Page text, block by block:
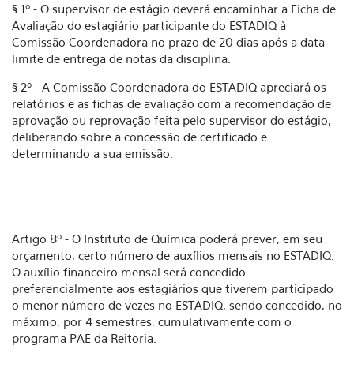
§ 1º - O supervisor de estágio deverá encaminhar a Ficha de
Avaliação do estagiário participante do ESTADIQ à
Comissão Coordenadora no prazo de 20 dias após a data
limite de entrega de notas da disciplina.
§ 2º - A Comissão Coordenadora do ESTADIQ apreciará os
relatórios e as fichas de avaliação com a recomendação de
aprovação ou reprovação feita pelo supervisor do estágio,
deliberando sobre a concessão de certificado e
determinando a sua emissão.
Artigo 8º - O Instituto de Química poderá prever, em seu
orçamento, certo número de auxílios mensais no ESTADIQ.
O auxílio financeiro mensal será concedido
preferencialmente aos estagiários que tiverem participado
o menor número de vezes no ESTADIQ, sendo concedido, no
máximo, por 4 semestres, cumulativamente com o
programa PAE da Reitoria.